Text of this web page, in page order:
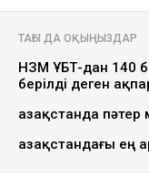
ТАҒЫ ДА ОҚЫҢЫЗДАР
НЗМ ҰБТ-дан 140
берілді деген
Қазақстанда
Қазақстандағы ең